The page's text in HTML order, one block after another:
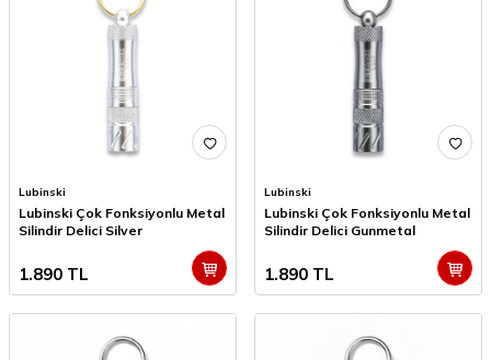
Lubinski
Lubinski Çok Fonksiyonlu Metal
Silindir Delici Silver
1.890 TL
Lubinski
Lubinski Çok Fonksiyonlu Metal
Silindir Delici Gunmetal
1.890 TL